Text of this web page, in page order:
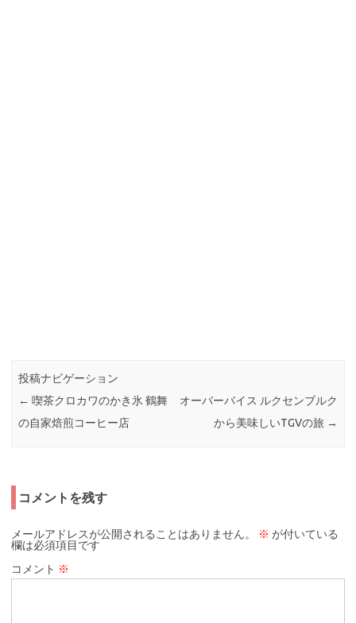
投稿ナビゲーション
← 喫茶クロカワのかき氷 鶴舞
の自家焙煎コーヒー店
オーバーバイス ルクセンブルク
から美味しいTGVの旅 →
コメントを残す
メールアドレスが公開されることはありません。 ※ が付いている
欄は必須項目です
コメント ※